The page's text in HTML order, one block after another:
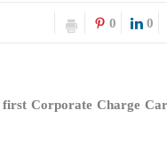
UAE’s first Corporate